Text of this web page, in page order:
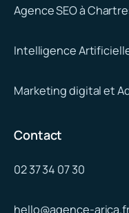
Agence SEO à
Intelligence
Marketing digital et
Contact
02 37 34 07 30
hello@agence-